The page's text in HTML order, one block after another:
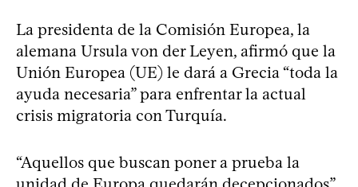
La presidenta de la Comisión Europea, la
alemana Ursula von der Leyen, afirmó que la
Unión Europea (UE) le dará a Grecia “toda la
ayuda necesaria” para enfrentar la actual
crisis migratoria con Turquía.
“Aquellos que buscan poner a prueba la